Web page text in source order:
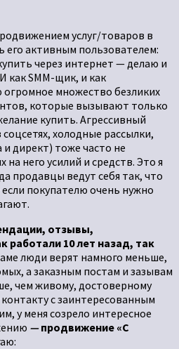
услуг/товаров в
его активным пользователем:
через интернет — делаю и
как SMM-щик, и как
множество безликих
которые вызывают только
купить. Агрессивный
холодные рассылки,
директ) тоже часто не
него усилий и средств. Это я
продавцы ведут себя так, что
покупателю очень нужно
отзывы,
работали 10 лет назад, так
люди верят намного меньше,
а заказным постам и зазывам
чем живому, достоверному
с заинтересованным
у меня созрело интересное
—продвижение «С